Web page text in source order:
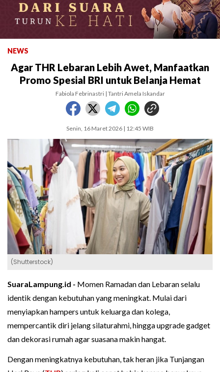
NEWS
Agar THR Lebaran Lebih Awet, Manfaatkan
Promo Spesial BRI untuk Belanja Hemat
Fabiola Febrinastri | Tantri Amela Iskandar
Senin, 16 Maret 2026 | 12:45 WIB
(Shutterstock)
SuaraLampung.id - Momen Ramadan dan Lebaran selalu
identik dengan kebutuhan yang meningkat. Mulai dari
menyiapkan hampers untuk keluarga dan kolega,
mempercantik diri jelang silaturahmi, hingga upgrade gadget
dan dekorasi rumah agar suasana makin hangat.
Dengan meningkatnya kebutuhan, tak heran jika Tunjangan